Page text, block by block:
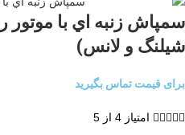
شيلنگ و لانس)
برای قیمت تماس بگیرید
 امتیاز 4 از 5